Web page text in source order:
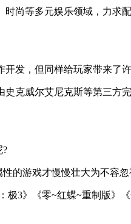
等多元娱乐领域，力求配
发，但同样给玩家带来了许
威尔艾尼克斯等第三方
?
游戏才慢慢壮大为不容忽
3》《零~红蝶~重制版》《